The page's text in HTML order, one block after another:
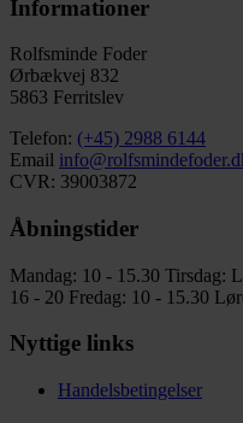
Informationer
Rolfsminde Foder
Ørbækvej 832
5863 Ferritslev
Telefon: (+45) 2988 6144
Email
CVR: 39003872
Åbningstider
Mandag: 10 - 15.30 Tirsdag:
16 - 20 Fredag: 10 - 15.30
Nyttige links
Handelsbetingelser